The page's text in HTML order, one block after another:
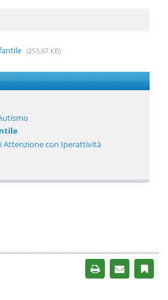
(253,67 KB)
Attenzione con Iperattività